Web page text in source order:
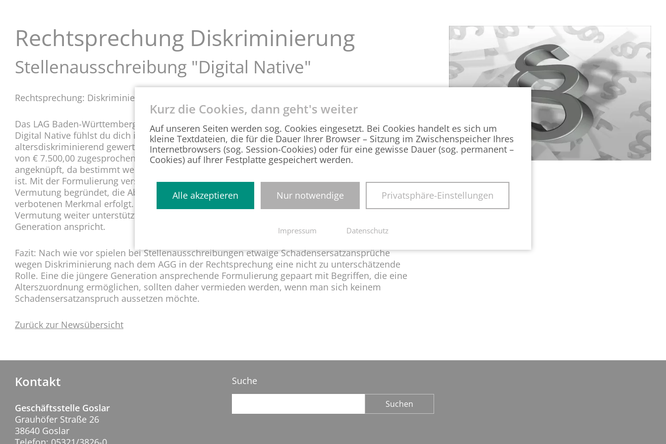
Rechtsprechung Diskriminierung
Stellenausschreibung "Digital Native"
Rechtsprechung: Diskriminierung – Stellengesuch „Digital Native“
Das LAG Baden-Württemberg hat mit Urteil vom 07.11.2024 – 17 Sa 2/24 – die Formulierung „Als
Digital Native fühlst du dich in der Welt der Social Media …. zu Hause. …“ als
altersdiskriminierend gewertet und einem abgelehnten Bewerber eine Entschädigung in Höhe
von € 7.500,00 zugesprochen. Mit dem Begriff „Digital Native“ wird unmittelbar an das Alter
angeknüpft, da bestimmt werden kann welche Altersgruppe mit digitalen Medien aufgewachsen
ist. Mit der Formulierung verstößt der Arbeitgeber gegen § 11 AGG, was wiederum die
Vermutung begründet, die Ablehnung des Bewerbers sei wegen der Ausschreibung mit dem
verbotenen Merkmal erfolgt. Weiter wurde der Begriff „Teambuddy“ verwendet, der die
Vermutung weiter unterstützt, da er nach Auffassung des Gerichtes eher eine jüngere
Generation anspricht.
Fazit: Nach wie vor spielen bei Stellenausschreibungen etwaige Schadensersatzansprüche
wegen Diskriminierung nach dem AGG in der Rechtsprechung eine nicht zu unterschätzende
Rolle. Eine die jüngere Generation ansprechende Formulierung gepaart mit Begriffen, die eine
Alterszuordnung ermöglichen, sollten daher vermieden werden, wenn man sich keinem
Schadensersatzanspruch aussetzen möchte.
Zurück zur Newsübersicht
Kontakt
Geschäftsstelle Goslar
Grauhöfer Straße 26
38640 Goslar
Suche
Suchen
Kurz die Cookies, dann geht's weiter
Auf unseren Seiten werden sog. Cookies eingesetzt. Bei Cookies handelt es sich um
kleine Textdateien, die für die Dauer Ihrer Browser – Sitzung im Zwischenspeicher Ihres
Internetbrowsers (sog. Session-Cookies) oder für eine gewisse Dauer (sog. permanent –
Cookies) auf Ihrer Festplatte gespeichert werden.
Alle akzeptieren Nur notwendige Privatsphäre-Einstellungen
Impressum Datenschutz